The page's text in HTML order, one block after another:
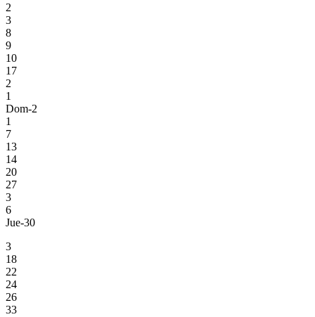
2
3
8
9
10
17
2
1
Dom-2
1
7
13
14
20
27
3
6
Jue-30
3
18
22
24
26
33